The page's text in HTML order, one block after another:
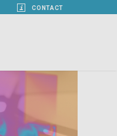
CONTACT